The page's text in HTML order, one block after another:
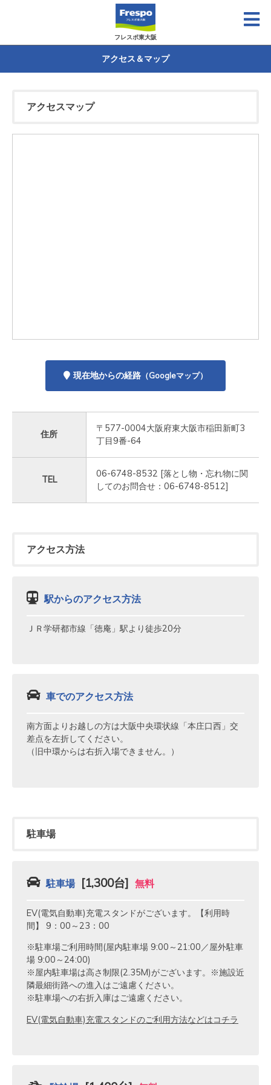
フレスポ東大阪
アクセス＆マップ
アクセスマップ
現在地からの経路 （Googleマップ）
住所
〒577-0004大阪府東大阪市稲田新町3
丁目9番-64
TEL
06-6748-8532 [落とし物・忘れ物に関
してのお問合せ：06-6748-8512]
アクセス方法
駅からのアクセス方法
ＪＲ学研都市線「徳庵」駅より徒歩20分
車でのアクセス方法
南方面よりお越しの方は大阪中央環状線「本庄口西」交
差点を左折してください。
（旧中環からは右折入場できません。）
駐車場
駐車場 [1,300台] 無料
EV(電気自動車)充電スタンドがございます。【利用時
間】 9：00～23：00
※駐車場ご利用時間(屋内駐車場 9:00～21:00／屋外駐車
場 9:00～24:00)
※屋内駐車場は高さ制限(2.35M)がございます。※施設近
隣最細街路への進入はご遠慮ください。
※駐車場への右折入庫はご遠慮ください。
EV(電気自動車)充電スタンドのご利用方法などはコチラ